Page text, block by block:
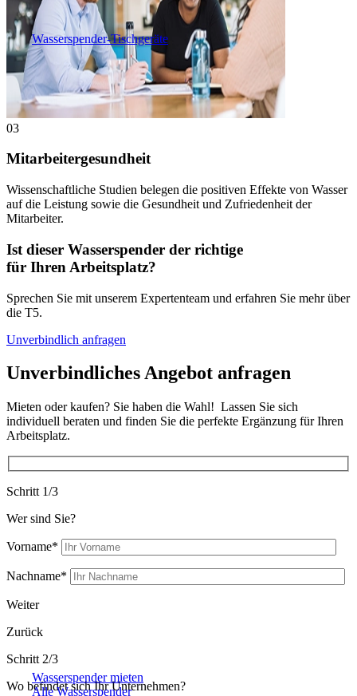
Wasserspender-Tischgeräte
Wasserspender mieten
Alle Wasserspender
03
Mitarbeitergesundheit
Wissenschaftliche Studien belegen die positiven Effekte von Wasser
auf die Leistung sowie die Gesundheit und Zufriedenheit der
Mitarbeiter.
Ist dieser Wasserspender der richtige
für Ihren Arbeitsplatz?
Sprechen Sie mit unserem Expertenteam und erfahren Sie mehr über
die T5.
Unverbindlich anfragen
Unverbindliches Angebot anfragen
Mieten oder kaufen? Sie haben die Wahl! Lassen Sie sich
individuell beraten und finden Sie die perfekte Ergänzung für Ihren
Arbeitsplatz.
Schritt 1/3
Wer sind Sie?
Vorname*
Nachname*
Weiter
Zurück
Schritt 2/3
Wo befindet sich Ihr Unternehmen?